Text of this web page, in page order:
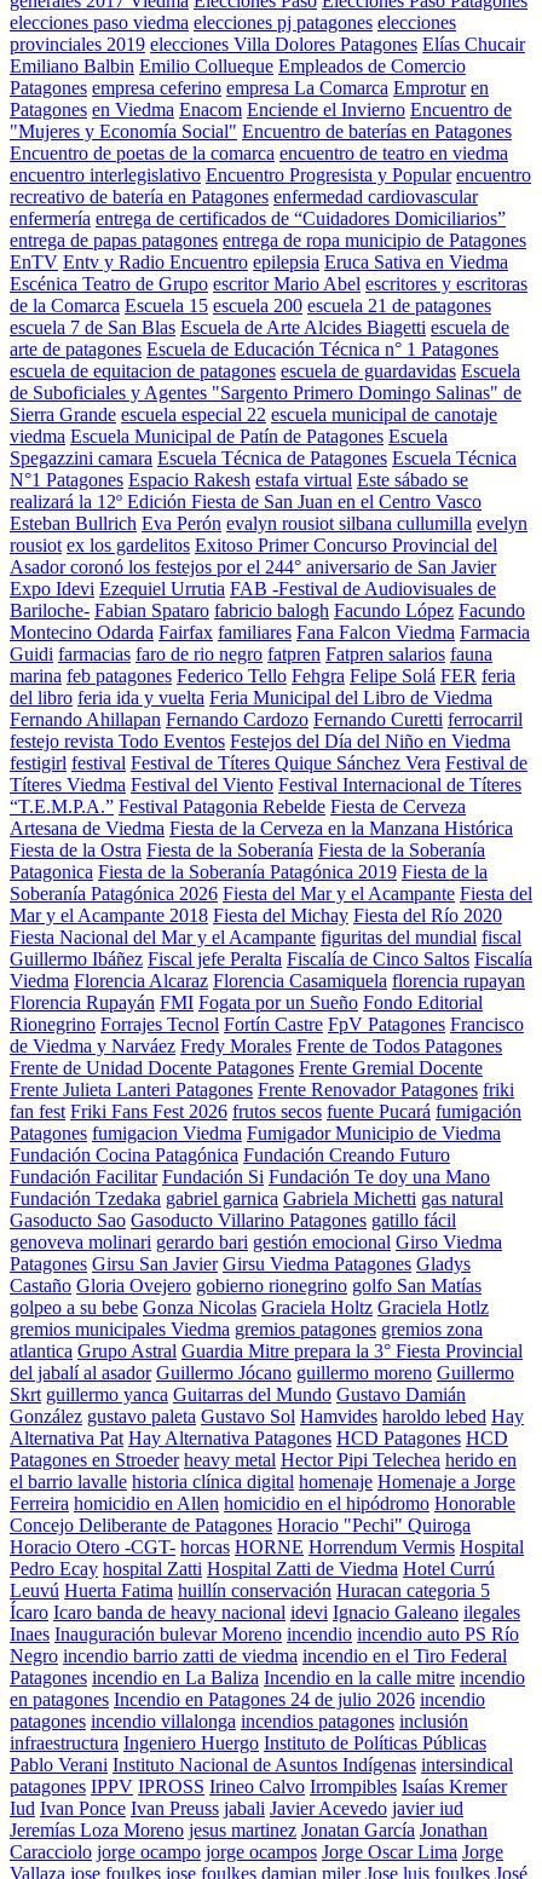
elecciones paso viedma elecciones pj patagones elecciones
provinciales 2019 elecciones Villa Dolores Patagones Elías Chucair
Emiliano Balbin Emilio Collueque Empleados de Comercio
Patagones empresa ceferino empresa La Comarca Emprotur en
Patagones en Viedma Enacom Enciende el Invierno Encuentro de
"Mujeres y Economía Social" Encuentro de baterías en Patagones
Encuentro de poetas de la comarca encuentro de teatro en viedma
encuentro interlegislativo Encuentro Progresista y Popular encuentro
recreativo de batería en Patagones enfermedad cardiovascular
enfermería entrega de certificados de “Cuidadores Domiciliarios”
entrega de papas patagones entrega de ropa municipio de Patagones
EnTV Entv y Radio Encuentro epilepsia Eruca Sativa en Viedma
Escénica Teatro de Grupo escritor Mario Abel escritores y escritoras
de la Comarca Escuela 15 escuela 200 escuela 21 de patagones
escuela 7 de San Blas Escuela de Arte Alcides Biagetti escuela de
arte de patagones Escuela de Educación Técnica n° 1 Patagones
escuela de equitacion de patagones escuela de guardavidas Escuela
de Suboficiales y Agentes "Sargento Primero Domingo Salinas" de
Sierra Grande escuela especial 22 escuela municipal de canotaje
viedma Escuela Municipal de Patín de Patagones Escuela
Spegazzini camara Escuela Técnica de Patagones Escuela Técnica
N°1 Patagones Espacio Rakesh estafa virtual Este sábado se
realizará la 12º Edición Fiesta de San Juan en el Centro Vasco
Esteban Bullrich Eva Perón evalyn rousiot silbana cullumilla evelyn
rousiot ex los gardelitos Exitoso Primer Concurso Provincial del
Asador coronó los festejos por el 244° aniversario de San Javier
Expo Idevi Ezequiel Urrutia FAB -Festival de Audiovisuales de
Bariloche- Fabian Spataro fabricio balogh Facundo López Facundo
Montecino Odarda Fairfax familiares Fana Falcon Viedma Farmacia
Guidi farmacias faro de rio negro fatpren Fatpren salarios fauna
marina feb patagones Federico Tello Fehgra Felipe Solá FER feria
del libro feria ida y vuelta Feria Municipal del Libro de Viedma
Fernando Ahillapan Fernando Cardozo Fernando Curetti ferrocarril
festejo revista Todo Eventos Festejos del Día del Niño en Viedma
festigirl festival Festival de Títeres Quique Sánchez Vera Festival de
Títeres Viedma Festival del Viento Festival Internacional de Títeres
“T.E.M.P.A.” Festival Patagonia Rebelde Fiesta de Cerveza
Artesana de Viedma Fiesta de la Cerveza en la Manzana Histórica
Fiesta de la Ostra Fiesta de la Soberanía Fiesta de la Soberanía
Patagonica Fiesta de la Soberanía Patagónica 2019 Fiesta de la
Soberanía Patagónica 2026 Fiesta del Mar y el Acampante Fiesta del
Mar y el Acampante 2018 Fiesta del Michay Fiesta del Río 2020
Fiesta Nacional del Mar y el Acampante figuritas del mundial fiscal
Guillermo Ibáñez Fiscal jefe Peralta Fiscalía de Cinco Saltos Fiscalía
Viedma Florencia Alcaraz Florencia Casamiquela florencia rupayan
Florencia Rupayán FMI Fogata por un Sueño Fondo Editorial
Rionegrino Forrajes Tecnol Fortín Castre FpV Patagones Francisco
de Viedma y Narváez Fredy Morales Frente de Todos Patagones
Frente de Unidad Docente Patagones Frente Gremial Docente
Frente Julieta Lanteri Patagones Frente Renovador Patagones friki
fan fest Friki Fans Fest 2026 frutos secos fuente Pucará fumigación
Patagones fumigacion Viedma Fumigador Municipio de Viedma
Fundación Cocina Patagónica Fundación Creando Futuro
Fundación Facilitar Fundación Si Fundación Te doy una Mano
Fundación Tzedaka gabriel garnica Gabriela Michetti gas natural
Gasoducto Sao Gasoducto Villarino Patagones gatillo fácil
genoveva molinari gerardo bari gestión emocional Girso Viedma
Patagones Girsu San Javier Girsu Viedma Patagones Gladys
Castaño Gloria Ovejero gobierno rionegrino golfo San Matías
golpeo a su bebe Gonza Nicolas Graciela Holtz Graciela Hotlz
gremios municipales Viedma gremios patagones gremios zona
atlantica Grupo Astral Guardia Mitre prepara la 3° Fiesta Provincial
del jabalí al asador Guillermo Jócano guillermo moreno Guillermo
Skrt guillermo yanca Guitarras del Mundo Gustavo Damián
González gustavo paleta Gustavo Sol Hamvides haroldo lebed Hay
Alternativa Pat Hay Alternativa Patagones HCD Patagones HCD
Patagones en Stroeder heavy metal Hector Pipi Telechea herido en
el barrio lavalle historia clínica digital homenaje Homenaje a Jorge
Ferreira homicidio en Allen homicidio en el hipódromo Honorable
Concejo Deliberante de Patagones Horacio "Pechi" Quiroga
Horacio Otero -CGT- horcas HORNE Horrendum Vermis Hospital
Pedro Ecay hospital Zatti Hospital Zatti de Viedma Hotel Currú
Leuvú Huerta Fatima huillín conservación Huracan categoria 5
Ícaro Icaro banda de heavy nacional idevi Ignacio Galeano ilegales
Inaes Inauguración bulevar Moreno incendio incendio auto PS Río
Negro incendio barrio zatti de viedma incendio en el Tiro Federal
Patagones incendio en La Baliza Incendio en la calle mitre incendio
en patagones Incendio en Patagones 24 de julio 2026 incendio
patagones incendio villalonga incendios patagones inclusión
infraestructura Ingeniero Huergo Instituto de Políticas Públicas
Pablo Verani Instituto Nacional de Asuntos Indígenas intersindical
patagones IPPV IPROSS Irineo Calvo Irrompibles Isaías Kremer
Iud Ivan Ponce Ivan Preuss jabali Javier Acevedo javier iud
Jeremías Loza Moreno jesus martinez Jonatan García Jonathan
Caracciolo jorge ocampo jorge ocampos Jorge Oscar Lima Jorge
Vallaza jose foulkes jose foulkes damian miler Jose luis foulkes José